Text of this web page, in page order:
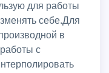
для работы
себе.Для
в
с